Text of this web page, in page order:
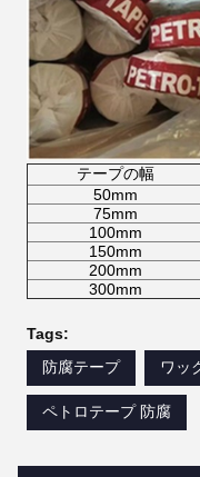
テープの幅
50mm
75mm
100mm
150mm
200mm
300mm
Tags:
防腐テープ
ワッ
ペトロテープ 防腐